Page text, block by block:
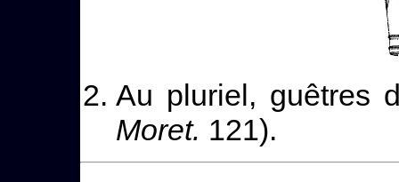
Au pluriel, guêtres
Moret. 121).